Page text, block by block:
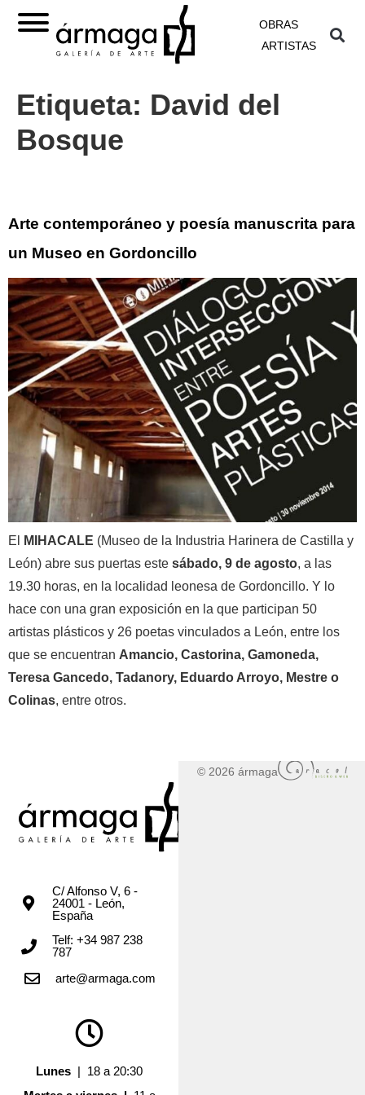
OBRAS
ARTISTAS
Etiqueta: David del
Bosque
Arte contemporáneo y poesía manuscrita para
un Museo en Gordoncillo
El MIHACALE (Museo de la Industria Harinera de Castilla y
León) abre sus puertas este sábado, 9 de agosto, a las
19.30 horas, en la localidad leonesa de Gordoncillo. Y lo
hace con una gran exposición en la que participan 50
artistas plásticos y 26 poetas vinculados a León, entre los
que se encuentran Amancio, Castorina, Gamoneda,
Teresa Gancedo, Tadanory, Eduardo Arroyo, Mestre o
Colinas, entre otros.
C/ Alfonso V, 6 -
24001 - León,
España
Telf: +34 987 238
787
arte@armaga.com
Lunes | 18 a 20:30
© 2026 ármaga